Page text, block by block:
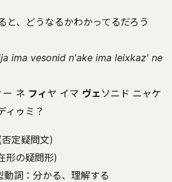
と、どうなるかわかってるだろう
ima vesonid n'ake ima leixkaz' ne
ー ネ フィ ヤ イマ ヴェ ソニド ニャケ
ィゥミ？
定疑問文)
の疑問形)
詞：分かる、理解する